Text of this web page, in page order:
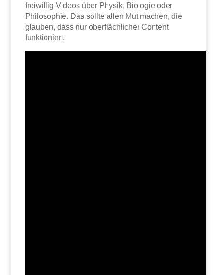
freiwillig Videos über Physik, Biologie oder
Philosophie. Das sollte allen Mut machen, die
glauben, dass nur oberflächlicher Content
funktioniert.